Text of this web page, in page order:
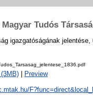
Magyar Tudós
igazgatóságának jelentése,
(3MB) Preview